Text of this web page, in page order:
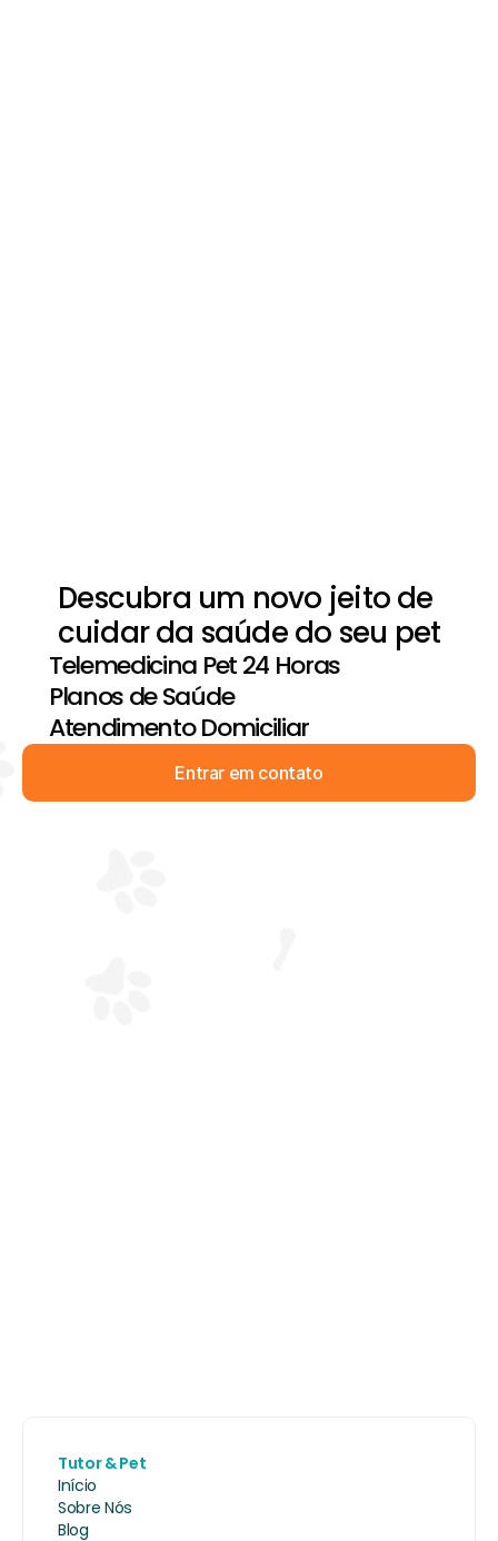
Descubra um novo jeito de
cuidar da saúde do seu pet
Telemedicina Pet 24 Horas
Planos de Saúde
Atendimento Domiciliar
Entrar em contato
Tutor & Pet
Início
Sobre Nós
Blog